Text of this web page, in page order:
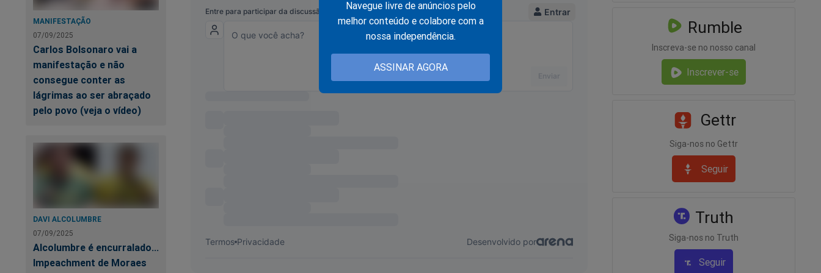
Navegue livre de anúncios pelo
melhor conteúdo e colabore com a
nossa independência.
ASSINAR AGORA
MANIFESTAÇÃO
07/09/2025
Carlos Bolsonaro vai a
manifestação e não
consegue conter as
lágrimas ao ser abraçado
pelo povo (veja o vídeo)
DAVI ALCOLUMBRE
07/09/2025
Alcolumbre é encurralado...
Impeachment de Moraes
cena. Devemos aprender que às vezes não depende de nós, e retirar-se assim, com classe,
com leveza, com graça. Sem necessidade de desgastar a relação com quem um dia te deu
O vídeo em que aparece junto com o Presidente Bolsonaro, explicando a sua saída, ainda que
haja controvérsia, vejo uma troca de gentilezas, como se quisessem preservar o encanto
estresse, com menos esforços. Viver. Amar e Deixar um legado. Esse é o palco da vida.
Rumble
Inscreva-se no nosso canal
Inscrever-se
Gettr
Siga-nos no Gettr
Seguir
Truth
Siga-nos no Truth
Seguir